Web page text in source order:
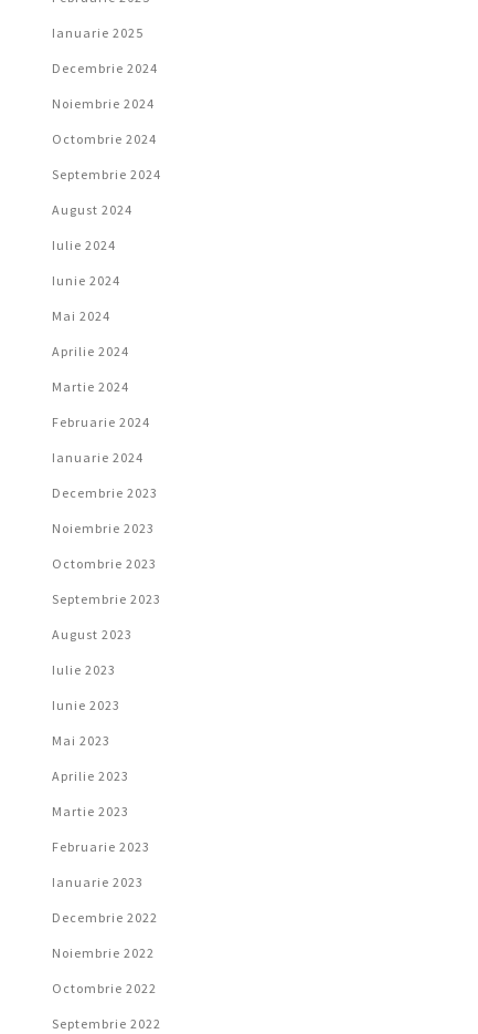
Ianuarie 2025
Decembrie 2024
Noiembrie 2024
Octombrie 2024
Septembrie 2024
August 2024
Iulie 2024
Iunie 2024
Mai 2024
Aprilie 2024
Martie 2024
Februarie 2024
Ianuarie 2024
Decembrie 2023
Noiembrie 2023
Octombrie 2023
Septembrie 2023
August 2023
Iulie 2023
Iunie 2023
Mai 2023
Aprilie 2023
Martie 2023
Februarie 2023
Ianuarie 2023
Decembrie 2022
Noiembrie 2022
Octombrie 2022
Septembrie 2022